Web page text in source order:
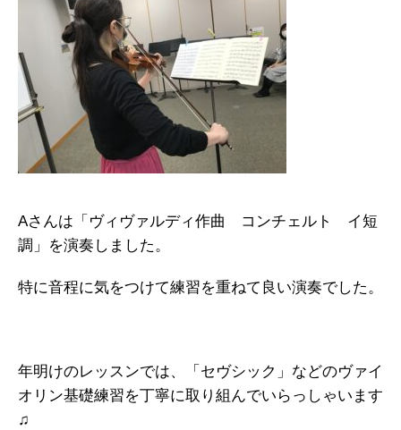
Aさんは「ヴィヴァルディ作曲 コンチェルト イ短
調」を演奏しました。
特に音程に気をつけて練習を重ねて良い演奏でした。
年明けのレッスンでは、「セヴシック」などのヴァイ
オリン基礎練習を丁寧に取り組んでいらっしゃいます
♫